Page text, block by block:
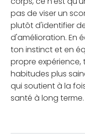
pas de viser un
plutôt d'identifier
d'amélioration. En
ton instinct et en
propre
habitudes plus
qui soutient à la
santé à long terme.